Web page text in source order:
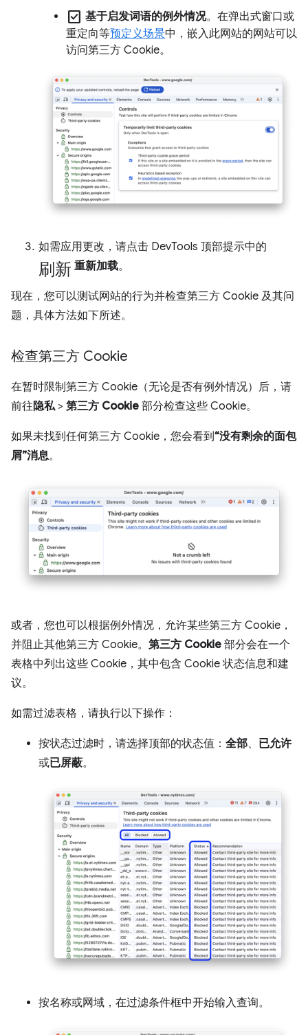
check_box 基于启发词语的例外情况。在弹出式窗口或
重定向等预定义场景中，嵌入此网站的网站可以
访问第三方 Cookie。
如需应用更改，请点击 DevTools 顶部提示中的
刷新 重新加载。
现在，您可以测试网站的行为并检查第三方 Cookie 及其问
题，具体方法如下所述。
检查第三方 Cookie
在暂时限制第三方 Cookie（无论是否有例外情况）后，请
前往隐私> 第三方 Cookie 部分检查这些 Cookie。
如果未找到任何第三方 Cookie，您会看到“没有剩余的面包
屑”消息。
或者，您也可以根据例外情况，允许某些第三方 Cookie，
并阻止其他第三方 Cookie。 第三方 Cookie 部分会在一个
表格中列出这些 Cookie，其中包含 Cookie 状态信息和建
议。
如需过滤表格，请执行以下操作：
按状态过滤时，请选择顶部的状态值： 全部、 已允许
或已屏蔽。
按名称或网域，在过滤条件框中开始输入查询。